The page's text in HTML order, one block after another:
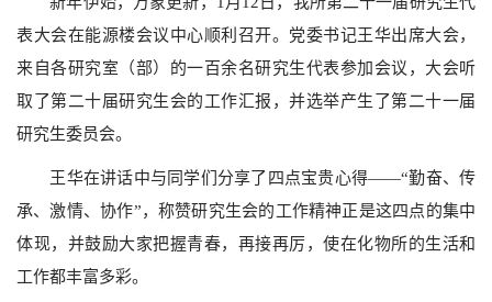
表大会在能源楼会议中心顺利召开。党委书记王华出席大会，
来自各研究室（部）的一百余名研究生代表参加会议，大会听
取了第二十届研究生会的工作汇报，并选举产生了第二十一届
研究生委员会。
王华在讲话中与同学们分享了四点宝贵心得——“勤奋、传
承、激情、协作”，称赞研究生会的工作精神正是这四点的集中
体现，并鼓励大家把握青春，再接再厉，使在化物所的生活和
工作都丰富多彩。